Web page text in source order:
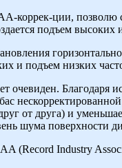
коррек-ции, позволю
подъем высоких
и подъем низких
очевиден.
от друга) и
шума поверхности
(Record Industry